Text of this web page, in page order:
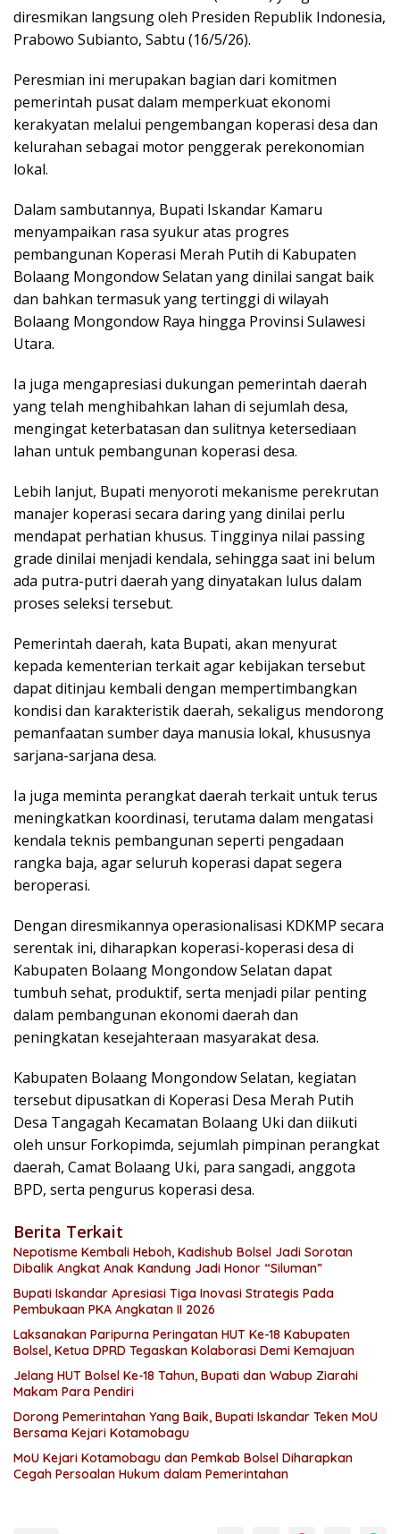
diresmikan langsung oleh Presiden Republik Indonesia,
Prabowo Subianto, Sabtu (16/5/26).
Peresmian ini merupakan bagian dari komitmen
pemerintah pusat dalam memperkuat ekonomi
kerakyatan melalui pengembangan koperasi desa dan
kelurahan sebagai motor penggerak perekonomian
lokal.
Dalam sambutannya, Bupati Iskandar Kamaru
menyampaikan rasa syukur atas progres
pembangunan Koperasi Merah Putih di Kabupaten
Bolaang Mongondow Selatan yang dinilai sangat baik
dan bahkan termasuk yang tertinggi di wilayah
Bolaang Mongondow Raya hingga Provinsi Sulawesi
Utara.
Ia juga mengapresiasi dukungan pemerintah daerah
yang telah menghibahkan lahan di sejumlah desa,
mengingat keterbatasan dan sulitnya ketersediaan
lahan untuk pembangunan koperasi desa.
Lebih lanjut, Bupati menyoroti mekanisme perekrutan
manajer koperasi secara daring yang dinilai perlu
mendapat perhatian khusus. Tingginya nilai passing
grade dinilai menjadi kendala, sehingga saat ini belum
ada putra-putri daerah yang dinyatakan lulus dalam
proses seleksi tersebut.
Pemerintah daerah, kata Bupati, akan menyurat
kepada kementerian terkait agar kebijakan tersebut
dapat ditinjau kembali dengan mempertimbangkan
kondisi dan karakteristik daerah, sekaligus mendorong
pemanfaatan sumber daya manusia lokal, khususnya
sarjana-sarjana desa.
Ia juga meminta perangkat daerah terkait untuk terus
meningkatkan koordinasi, terutama dalam mengatasi
kendala teknis pembangunan seperti pengadaan
rangka baja, agar seluruh koperasi dapat segera
beroperasi.
Dengan diresmikannya operasionalisasi KDKMP secara
serentak ini, diharapkan koperasi-koperasi desa di
Kabupaten Bolaang Mongondow Selatan dapat
tumbuh sehat, produktif, serta menjadi pilar penting
dalam pembangunan ekonomi daerah dan
peningkatan kesejahteraan masyarakat desa.
Kabupaten Bolaang Mongondow Selatan, kegiatan
tersebut dipusatkan di Koperasi Desa Merah Putih
Desa Tangagah Kecamatan Bolaang Uki dan diikuti
oleh unsur Forkopimda, sejumlah pimpinan perangkat
daerah, Camat Bolaang Uki, para sangadi, anggota
BPD, serta pengurus koperasi desa.
Berita Terkait
Nepotisme Kembali Heboh, Kadishub Bolsel Jadi Sorotan
Dibalik Angkat Anak Kandung Jadi Honor “Siluman”
Bupati Iskandar Apresiasi Tiga Inovasi Strategis Pada
Pembukaan PKA Angkatan II 2026
Laksanakan Paripurna Peringatan HUT Ke-18 Kabupaten
Bolsel, Ketua DPRD Tegaskan Kolaborasi Demi Kemajuan
Jelang HUT Bolsel Ke-18 Tahun, Bupati dan Wabup Ziarahi
Makam Para Pendiri
Dorong Pemerintahan Yang Baik, Bupati Iskandar Teken MoU
Bersama Kejari Kotamobagu
MoU Kejari Kotamobagu dan Pemkab Bolsel Diharapkan
Cegah Persoalan Hukum dalam Pemerintahan